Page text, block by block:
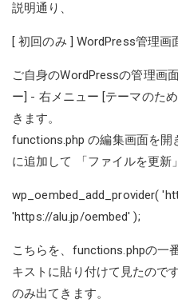
説明通り、
[ 初回のみ ] WordPress管理
ご自身のWordPressの管理画
ー] - 右メニュー [テーマのた
きます。
functions.php の編集画面を開
に追加して 「ファイルを更新
wp_oembed_add_provider( '
'https://alu.jp/oembed' );
こちらを、functions.phpの一
キストに貼り付けて見たので
のみ出てきます。